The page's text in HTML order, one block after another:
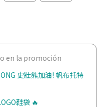
en la promoción
史壯熊加油! 帆布托特
鞋袋 🔥